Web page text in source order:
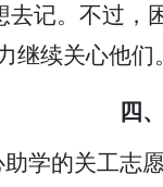
去记。不过
继续关心他们
四
学的关工志